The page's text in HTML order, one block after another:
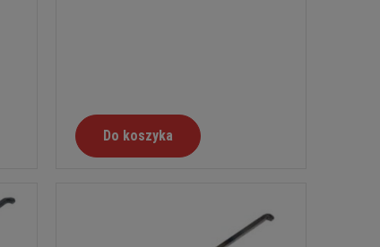
Do koszyka